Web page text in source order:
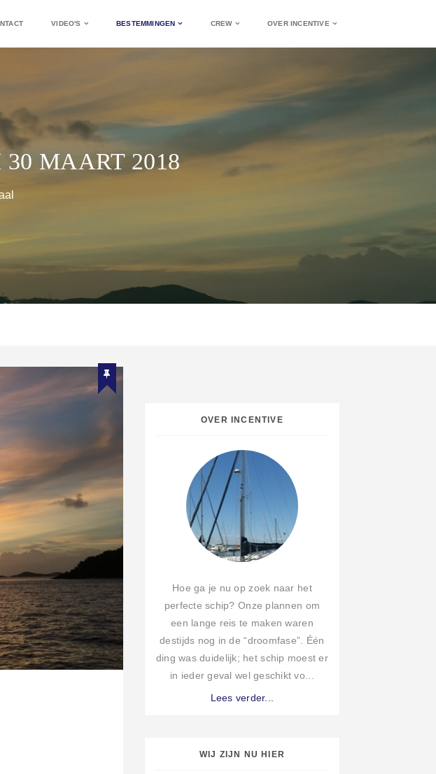
VIDEO'S BESTEMMINGEN CREW OVER INCENTIVE
MAART 2018
OVER INCENTIVE
Hoe ga je nu op zoek naar het
perfecte schip? Onze plannen om
een lange reis te maken waren
destijds nog in de “droomfase”. Één
ding was duidelijk; het schip moest er
in ieder geval wel geschikt vo...
Lees verder...
WIJ ZIJN NU HIER